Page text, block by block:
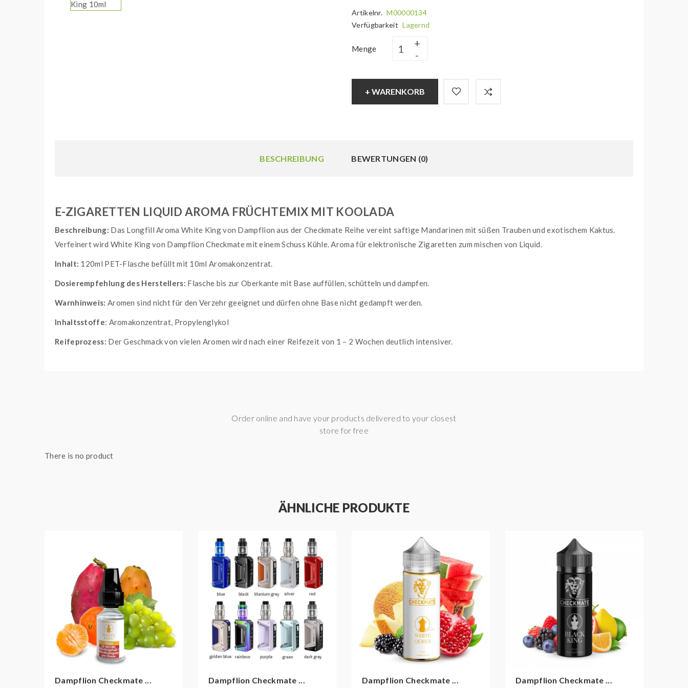
Artikelnr. M00000134
Verfügbarkeit Lagernd
Menge
+ WARENKORB
BESCHREIBUNG BEWERTUNGEN (0)
E-ZIGARETTEN LIQUID AROMA FRÜCHTEMIX MIT KOOLADA
Beschreibung: Das Longfill Aroma White King von Dampflion aus der Checkmate Reihe vereint saftige Mandarinen mit süßen Trauben und exotischem Kaktus.
Verfeinert wird White King von Dampflion Checkmate mit einem Schuss Kühle. Aroma für elektronische Zigaretten zum mischen von Liquid.
Inhalt: 120ml PET-Flasche befüllt mit 10ml Aromakonzentrat.
Dosierempfehlung des Herstellers: Flasche bis zur Oberkante mit Base auffüllen, schütteln und dampfen.
Warnhinweis: Aromen sind nicht für den Verzehr geeignet und dürfen ohne Base nicht gedampft werden.
Inhaltsstoffe: Aromakonzentrat, Propylenglykol
Reifeprozess: Der Geschmack von vielen Aromen wird nach einer Reifezeit von 1 – 2 Wochen deutlich intensiver.
Order online and have your products delivered to your closest
store for free
There is no product
ÄHNLICHE PRODUKTE
Dampflion Checkmate ... Dampflion Checkmate ... Dampflion Checkmate ... Dampflion Checkmate ...